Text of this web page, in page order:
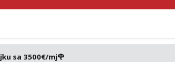
sa 3500€/mj🌹